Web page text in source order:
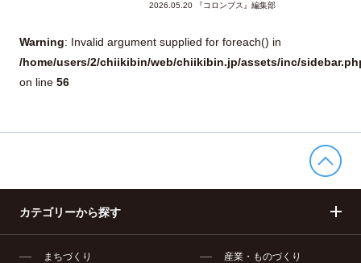
2026.05.20 『コロンブス』編集部
Warning: Invalid argument supplied for foreach() in
/home/users/2/chiikibin/web/chiikibin.jp/assets/inc/
on line 56
カテゴリーから探す
まちづくり 産業・ものづくり